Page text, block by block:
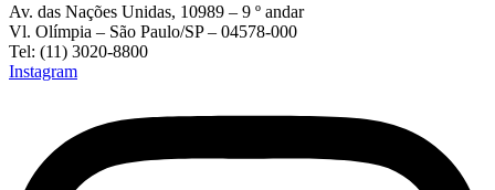
Av. das Nações Unidas, 10989 – 9 º andar
Vl. Olímpia – São Paulo/SP – 04578-000
Tel: (11) 3020-8800
Instagram